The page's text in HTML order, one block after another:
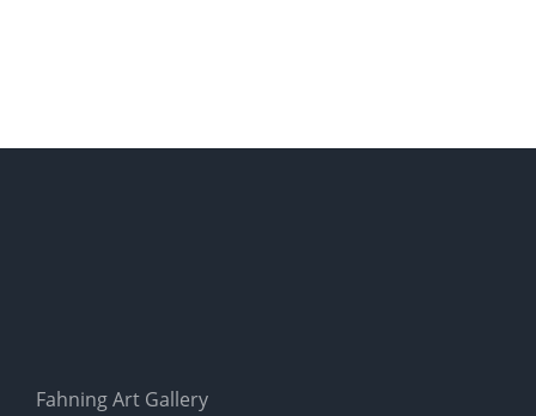
Fahning Art Gallery